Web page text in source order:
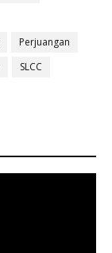
Perjuangan
SLCC